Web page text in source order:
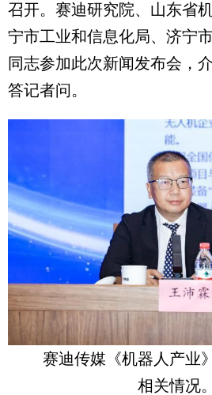
召开。赛迪研究院、山东省
宁市工业和信息化局、济宁
同志参加此次新闻发布会，
答记者问。
赛迪传媒《机器人产业
相关情况。